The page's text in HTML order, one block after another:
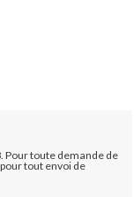
Pour toute demande de
tout envoi de